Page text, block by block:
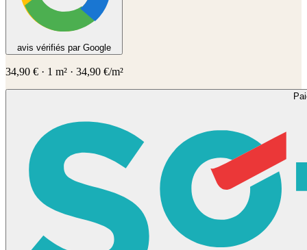
avis vérifiés par Google
34,90 € · 1 m² · 34,90 €/m²